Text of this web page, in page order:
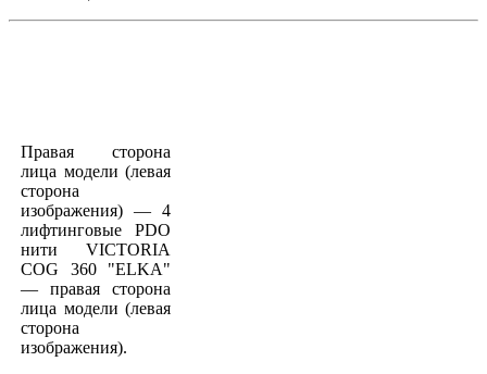
Правая сторона
лица модели (левая
сторона
изображения) — 4
лифтинговые PDO
нити VICTORIA
COG 360 "ELKA"
— правая сторона
лица модели (левая
сторона
изображения).